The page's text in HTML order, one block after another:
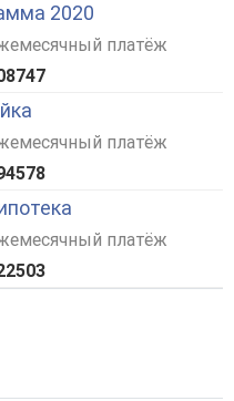
2020
платёж
платёж
платёж